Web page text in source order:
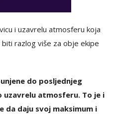
i uzavrelu atmosferu koja
razlog više za obje ekipe
do posljednjeg
atmosferu. To je i
da daju svoj maksimum i